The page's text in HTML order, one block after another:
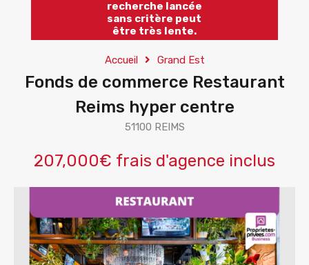
recherche lancée
sans critère peut
être très lente.
Accueil Grand Est
Fonds de commerce Restaurant
Reims hyper centre
51100 REIMS
207,000€ frais d'agence inclus